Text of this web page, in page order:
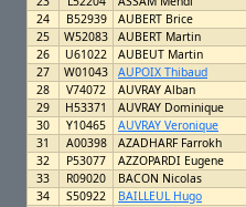
24
B52939 AUBERT Brice
25
W52083 AUBERT Martin
26
U61022 AUBEUT Martin
27
W01043 AUPOIX Thibaud
28
V74072 AUVRAY Alban
29
H53371 AUVRAY Dominique
30
Y10465 AUVRAY Veronique
31
A00398 AZADHARF Farrokh
32
P53077 AZZOPARDI Eugene
33
R09020 BACON Nicolas
34
S50922 BAILLEUL Hugo